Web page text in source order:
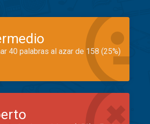
40 palabras al azar de 158 (25%)